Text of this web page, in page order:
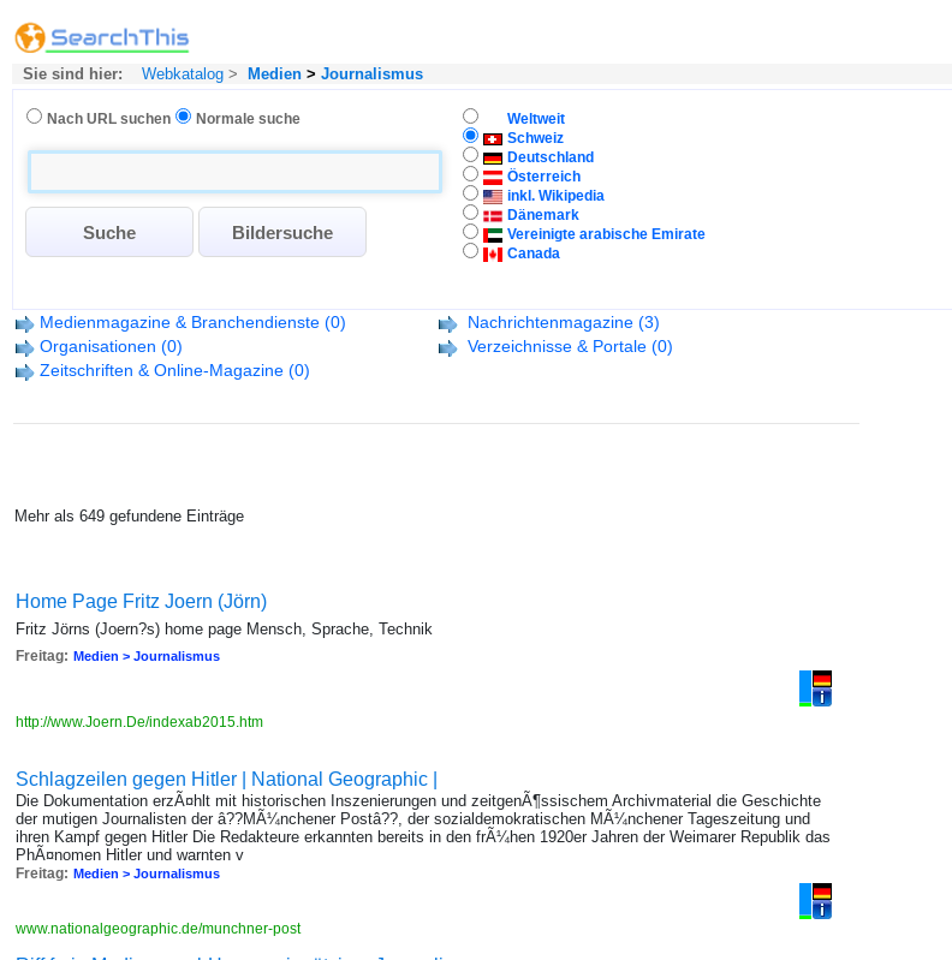
Sie sind hier: Webkatalog > Medien > Journalismus
Nach URL suchen Normale suche
Weltweit
Schweiz
Deutschland
Österreich
inkl. Wikipedia
Dänemark
Vereinigte arabische Emirate
Canada
Medienmagazine & Branchendienste (0) Nachrichtenmagazine (3)
Organisationen (0) Verzeichnisse & Portale (0)
Zeitschriften & Online-Magazine (0)
Mehr als 649 gefundene Einträge
Home Page Fritz Joern (Jörn)
Fritz Jörns (Joern?s) home page Mensch, Sprache, Technik
Freitag: Medien > Journalismus
http://www.Joern.De/indexab2015.htm
Schlagzeilen gegen Hitler | National Geographic |
Die Dokumentation erzÃ¤hlt mit historischen Inszenierungen und zeitgenÃ¶ssischem Archivmaterial die Geschichte
der mutigen Journalisten der â??MÃ¼nchener Postâ??, der sozialdemokratischen MÃ¼nchener Tageszeitung und
ihren Kampf gegen Hitler Die Redakteure erkannten bereits in den frÃ¼hen 1920er Jahren der Weimarer Republik das
PhÃ¤nomen Hitler und warnten v
Freitag: Medien > Journalismus
www.nationalgeographic.de/munchner-post